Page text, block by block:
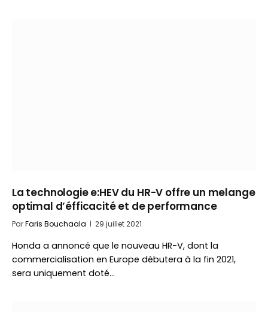
La technologie e:HEV du HR-V offre un melange
optimal d’éfficacité et de performance
ParFaris Bouchaala 29 juillet 2021
Honda a annoncé que le nouveau HR-V, dont la
commercialisation en Europe débutera à la fin 2021,
sera uniquement doté…